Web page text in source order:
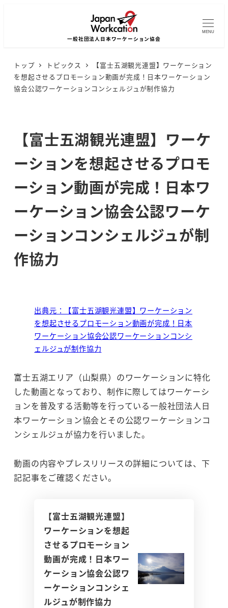
MENU
トップ トピックス
【富士五湖観光連盟】ワーケーション
を想起させるプロモーション動画が完成！日本ワーケーション
協会公認ワーケーションコンシェルジュが制作協力
【富士五湖観光連盟】ワーケ
ーションを想起させるプロモ
ーション動画が完成！日本ワ
ーケーション協会公認ワーケ
ーションコンシェルジュが制
作協力
出典元：【富士五湖観光連盟】ワーケーション
を想起させるプロモーション動画が完成！日本
ワーケーション協会公認ワーケーションコンシ
ェルジュが制作協力
富士五湖エリア（山梨県）のワーケーションに特化
した動画となっており、制作に際してはワーケーシ
ョンを普及する活動等を行っている一般社団法人日
本ワーケーション協会とその公認ワーケーションコ
ンシェルジュが協力を行いました。
動画の内容やプレスリリースの詳細については、下
記記事をご確認ください。
【富士五湖観光連盟】
ワーケーションを想起
させるプロモーション
動画が完成！日本ワー
ケーション協会公認ワ
ーケーションコンシェ
ルジュが制作協力